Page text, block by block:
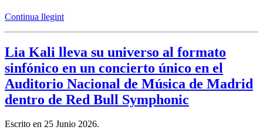
Continua llegint
Lia Kali lleva su universo al formato
sinfónico en un concierto único en el
Auditorio Nacional de Música de Madrid
dentro de Red Bull Symphonic
Escrito en 25 Junio 2026.